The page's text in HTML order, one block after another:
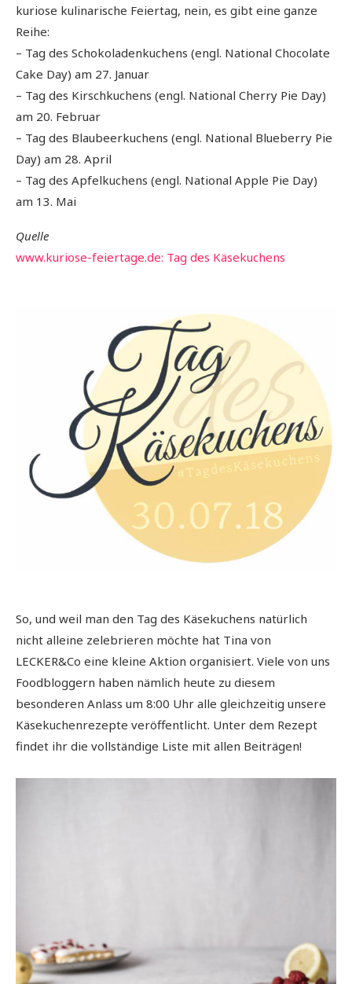
kuriose kulinarische Feiertag, nein, es gibt eine ganze
Reihe:
– Tag des Schokoladenkuchens (engl. National Chocolate
Cake Day) am 27. Januar
– Tag des Kirschkuchens (engl. National Cherry Pie Day)
am 20. Februar
– Tag des Blaubeerkuchens (engl. National Blueberry Pie
Day) am 28. April
– Tag des Apfelkuchens (engl. National Apple Pie Day)
am 13. Mai
Quelle
www.kuriose-feiertage.de: Tag des Käsekuchens
So, und weil man den Tag des Käsekuchens natürlich
nicht alleine zelebrieren möchte hat Tina von
LECKER&Co eine kleine Aktion organisiert. Viele von uns
Foodbloggern haben nämlich heute zu diesem
besonderen Anlass um 8:00 Uhr alle gleichzeitig unsere
Käsekuchenrezepte veröffentlicht. Unter dem Rezept
findet ihr die vollständige Liste mit allen Beiträgen!